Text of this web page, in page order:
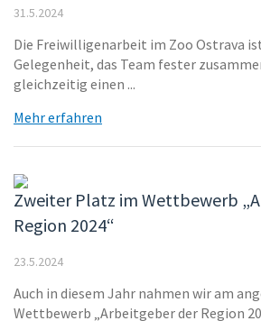
31.5.2024
Die Freiwilligenarbeit im Zoo Ostrava
Gelegenheit, das Team fester
gleichzeitig einen ...
Mehr erfahren
Zweiter Platz im Wettbewerb
Region 2024“
23.5.2024
Auch in diesem Jahr nahmen wir am
Wettbewerb „Arbeitgeber der Region